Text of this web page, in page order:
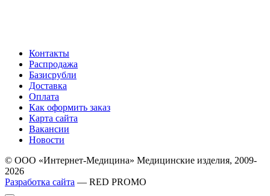
Контакты
Распродажа
Базисрубли
Доставка
Оплата
Как оформить заказ
Карта сайта
Вакансии
Новости
© ООО «Интернет-Медицина» Медицинские изделия, 2009-
2026
Разработка сайта — RED PROMO